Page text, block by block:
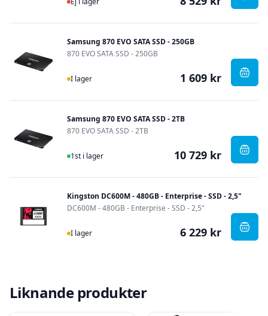
Samsung 870 EVO SATA SSD - 250GB
870 EVO SATA SSD - 250GB
I Lager
I lager 1 609 kr ,
Samsung 870 EVO SATA SSD - 2TB
870 EVO SATA SSD - 2TB
I Lager
1st i lager 10 729 kr ,
Kingston DC600M - 480GB - Enterprise - SSD - 2,5"
DC600M - 480GB - Enterprise - SSD - 2,5"
I Lager
I lager 6 229 kr ,
Liknande produkter